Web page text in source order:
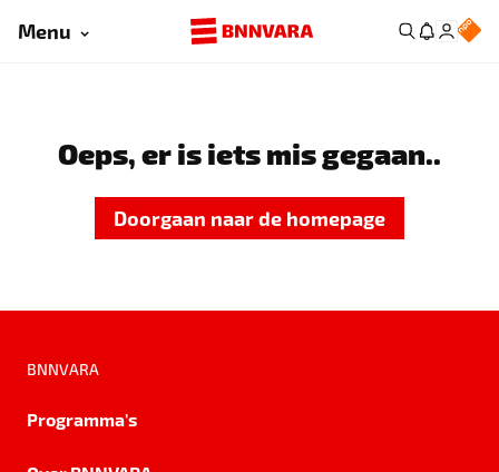
Menu
Oeps, er is iets mis gegaan..
Doorgaan naar de homepage
BNNVARA
Programma's